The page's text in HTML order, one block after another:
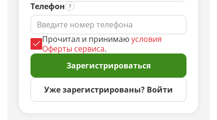
Телефон
Прочитал и принимаюусловия
Оферты сервиса.
Зарегистрироваться
Уже зарегистрированы? Войти